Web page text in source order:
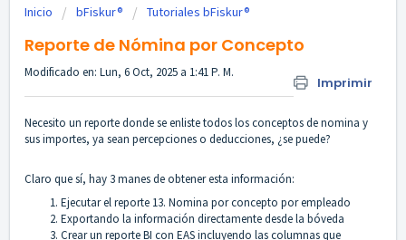
Inicio bFiskur® Tutoriales bFiskur®︎
Reporte de Nómina por Concepto
Imprimir
Modificado en: Lun, 6 Oct, 2025 a 1:41 P. M.
Necesito un reporte donde se enliste todos los conceptos de nomina y
sus importes, ya sean percepciones o deducciones, ¿se puede?
Claro que sí, hay 3 manes de obtener esta información:
Ejecutar el reporte 13. Nomina por concepto por empleado
Exportando la información directamente desde la bóveda
Crear un reporte BI con EAS incluyendo las columnas que